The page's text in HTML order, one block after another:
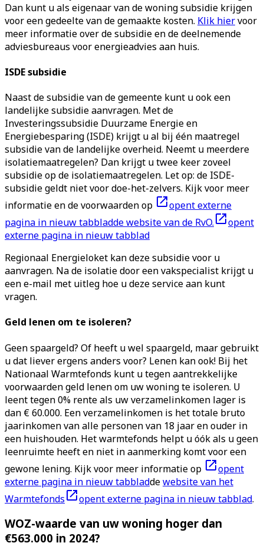
Dan kunt u als eigenaar van de woning subsidie krijgen
voor een gedeelte van de gemaakte kosten. Klik hiervoor
meer informatie over de subsidie en de deelnemende
adviesbureaus voor energieadvies aan huis.
ISDE subsidie
Naast de subsidie van de gemeente kunt u ook een
landelijke subsidie aanvragen. Met de
Investeringssubsidie Duurzame Energie en
Energiebesparing (ISDE) krijgt u al bij één maatregel
subsidie van de landelijke overheid. Neemt u meerdere
isolatiemaatregelen? Dan krijgt u twee keer zoveel
subsidie op de isolatiemaatregelen. Let op: de ISDE-
subsidie geldt niet voor doe-het-zelvers. Kijk voor meer
informatie en de voorwaarden op
opent externe
pagina in nieuw tabbladde website van de RvO.
opent
externe pagina in nieuw tabblad
Regionaal Energieloket kan deze subsidie voor u
aanvragen. Na de isolatie door een vakspecialist krijgt u
een e-mail met uitleg hoe u deze service aan kunt
vragen.
Geld lenen om te isoleren?
Geen spaargeld? Of heeft u wel spaargeld, maar gebruikt
u dat liever ergens anders voor? Lenen kan ook! Bij het
Nationaal Warmtefonds kunt u tegen aantrekkelijke
voorwaarden geld lenen om uw woning te isoleren. U
leent tegen 0% rente als uw verzamelinkomen lager is
dan € 60.000. Een verzamelinkomen is het totale bruto
jaarinkomen van alle personen van 18 jaar en ouder in
een huishouden. Het warmtefonds helpt u óók als u geen
leenruimte heeft en niet in aanmerking komt voor een
gewone lening. Kijk voor meer informatie op
opent
externe pagina in nieuw tabbladdewebsite van het
Warmtefonds
opent externe pagina in nieuw tabblad.
WOZ-waarde van uw woning hoger dan
€563.000 in 2024?